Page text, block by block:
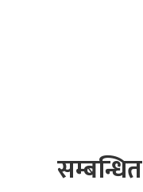
सम्बन्धित